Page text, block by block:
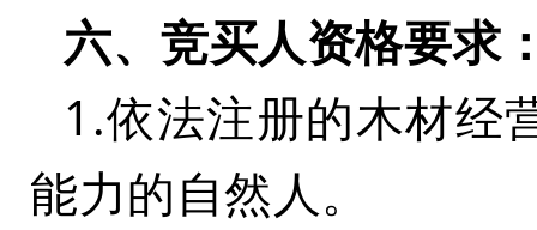
六、竞买人资格要求
1.依法注册的木材经
能力的自然人。